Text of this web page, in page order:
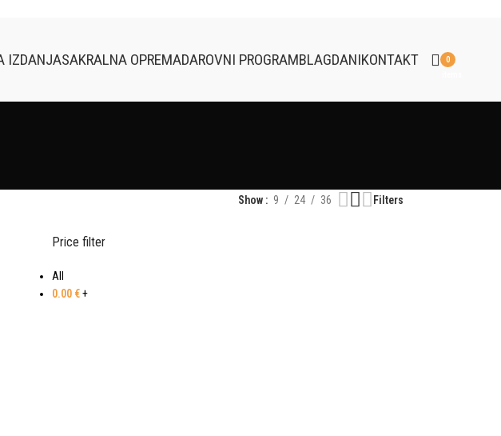
IZDANJASAKRALNA OPREMADAROVNI PROGRAMBLAGDANIKONTAKT
0
Show 9 24 36 Filters
Price filter
All
0.00 €+